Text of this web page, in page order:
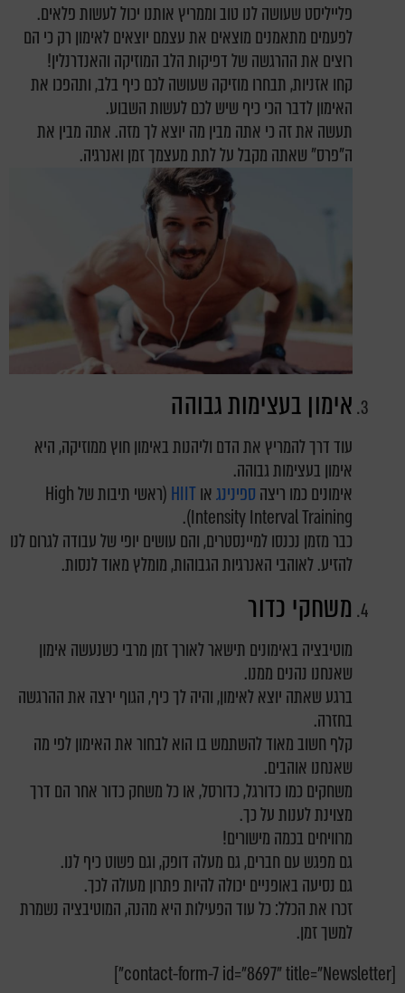
פלייליסט שעושה לנו טוב וממריץ אותנו יכול לעשות פלאים.
לפעמים מתאמנים מוצאים את עצמם יוצאים לאימון רק כי הם
רוצים את ההרגשה של דפיקות הלב המוזיקה והאנדרנלין!
קחו אזניות, תבחרו מוזיקה שעושה לכם כיף בלב, ותהפכו את
האימון לדבר הכי כיף שיש לכם לעשות השבוע.
תעשה את זה כי אתה מבין מה יוצא לך מזה. אתה מבין את
ה"פרס" שאתה מקבל על לתת מעצמך זמן ואנרגיה.
אימון בעצימות גבוהה
עוד דרך להמריץ את הדם וליהנותבאימון חוץ ממוזיקה, היא
אימון בעצימות גבוהה.
אימונים כמו ריצה ספינינגאוHIIT
(ראשי תיבות של High
Intensity Interval Training).
כבר מזמן נכנסו למיינסטרים, והם עושים יופי של עבודה לגרום לנו
להזיע. לאוהבי האנרגיות הגבוהות, מומלץ מאוד לנסות.
משחקי כדור
מוטיבציה באימונים תישאר לאורך זמן מרבי כשנעשה אימון
שאנחנו נהנים ממנו.
ברגע שאתה יוצא לאימון, והיה לך כיף, הגוף ירצה את ההרגשה
בחזרה.
קלף חשוב מאוד להשתמש בו הוא לבחור את האימון לפי מה
שאנחנו אוהבים.
משחקים כמו כדורגל, כדורסל, או כל משחק כדור אחר הם דרך
מצוינת לענות על כך.
מרוויחים בכמה מישורים!
גם מפגש עם חברים, גם מעלה דופק, וגם פשוט כיף לנו.
גם נסיעה באופניים יכולה להיות פתרון מעולה לכך.
זכרו את הכלל: כל עוד הפעילות היא מהנה, המוטיבציה נשמרת
למשך זמן.
[contact-form-7 id="8697" title="Newsletter"]